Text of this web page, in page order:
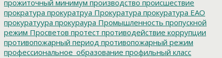
прожиточный минимум производство происшествие
прократура прокуратруа Прокуратура прокуратура ЕАО
прокуратуура прокураура Промышленность пропускной
режим Просветов протест противодействие коррупции
противопожарный период противопожарный режим
профессиональное_образование профильный класс